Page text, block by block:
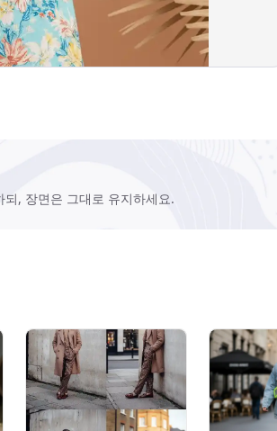
, 장면은 그대로 유지하세요.